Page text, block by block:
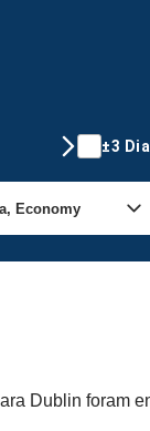
±3
Dublin foram